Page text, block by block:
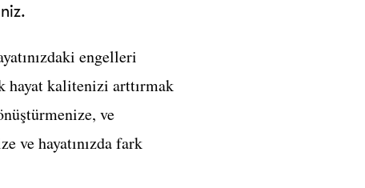
engelleri
hayat kalitenizi arttırmak
ve
ve hayatınızda fark